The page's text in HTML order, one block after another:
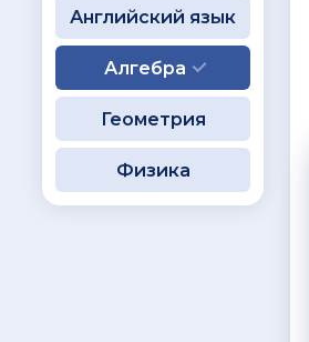
Английский язык
Алгебра
Геометрия
Физика